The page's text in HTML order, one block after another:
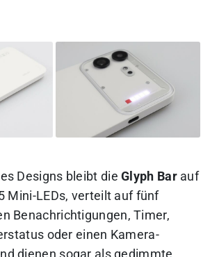
Designs bleibt dieGlyph Barauf
Mini-LEDs, verteilt auf fünf
Benachrichtigungen, Timer,
oder einen Kamera-